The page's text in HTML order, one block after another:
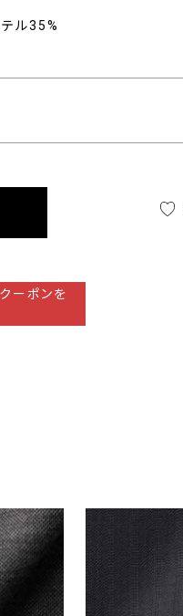
ル35%
ーポンを